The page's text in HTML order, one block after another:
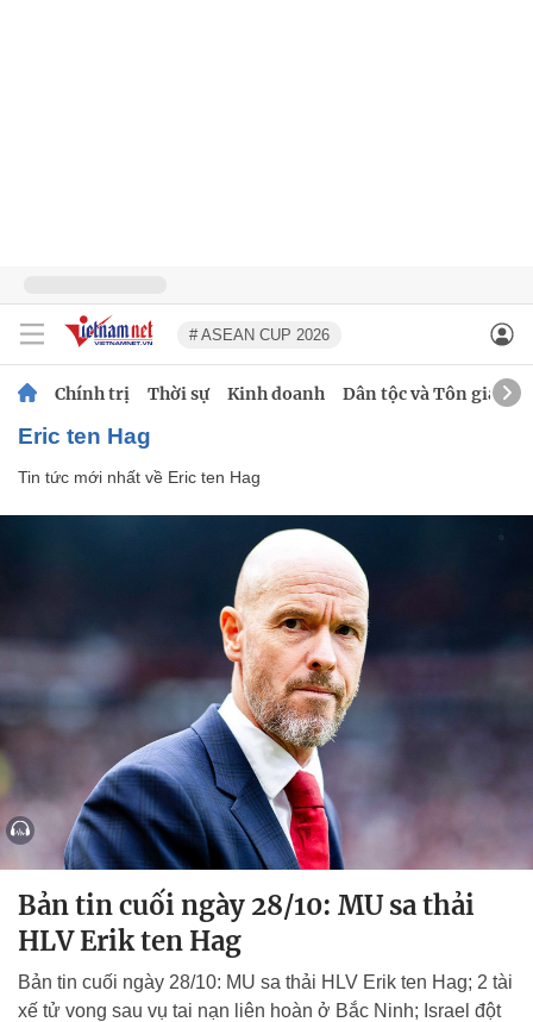
# ASEAN CUP 2026
Chính trị Thời sự Kinh doanh Dân tộc và Tôn giáo
Eric ten Hag
Tin tức mới nhất về Eric ten Hag
Bản tin cuối ngày 28/10: MU sa thải
HLV Erik ten Hag
Bản tin cuối ngày 28/10: MU sa thải HLV Erik ten Hag; 2 tài
xế tử vong sau vụ tai nạn liên hoàn ở Bắc Ninh; Israel đột